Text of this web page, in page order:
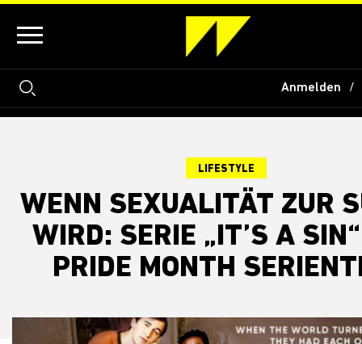
Anmelden
LIFESTYLE
WENN SEXUALITÄT ZUR
WIRD: SERIE „IT’S A
PRIDE MONTH